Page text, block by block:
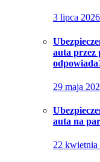
3 lipca 2026
auta przez
29 maja
auta na
22 kwietnia